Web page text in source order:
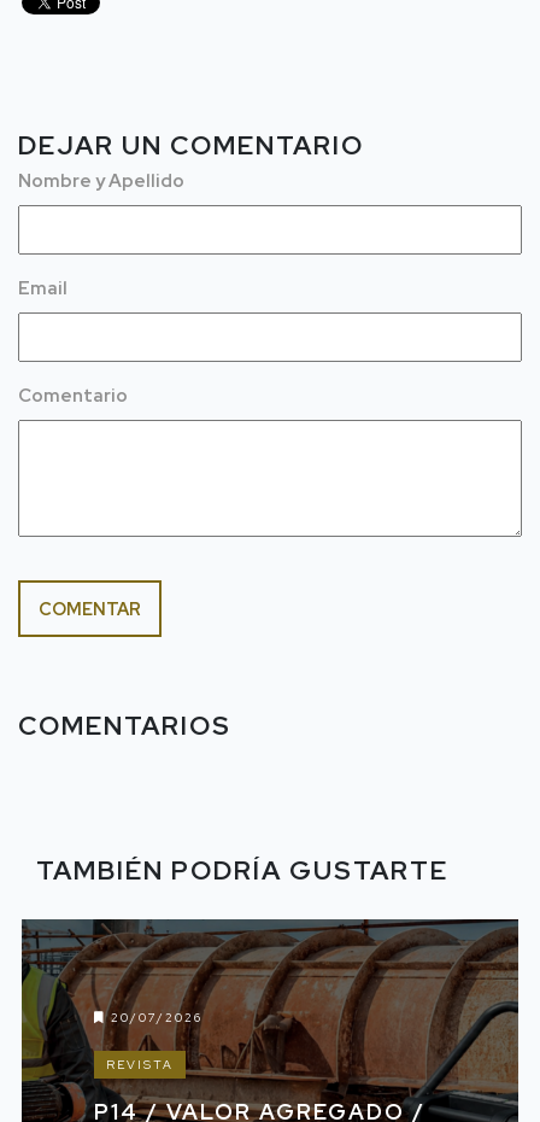
DEJAR UN COMENTARIO
Nombre y Apellido
Email
Comentario
COMENTAR
COMENTARIOS
TAMBIÉN PODRÍA GUSTARTE
20/07/2026
REVISTA
P14 / VALOR AGREGADO /